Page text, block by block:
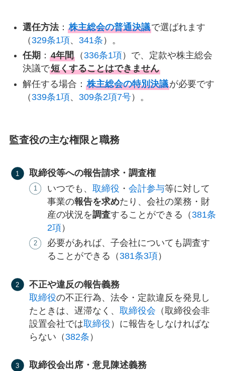
選任方法： 株主総会の普通決議で選ばれます
（ 329条1項、 341条 ）。
任期 ： 4年間（ 336条1項）で、定款や株主総会
決議で短くすることはできません
解任する場合： 株主総会の特別決議が必要です
（ 339条1項、 309条2項7号）。
監査役の主な権限と職務
取締役等への報告請求・調査権
いつでも、取締役 ・会計参与等に対して
事業の報告を求めたり、会社の業務・財
産の状況を調査することができる（ 381条
2項）
必要があれば、子会社についても調査す
ることができる（ 381条3項）
不正や違反の報告義務
取締役の不正行為、法令・定款違反を発見し
たときは、遅滞なく、取締役会 （取締役会非
設置会社では取締役 ）に報告をしなければな
らない（ 382条 ）
取締役会出席・意見陳述義務